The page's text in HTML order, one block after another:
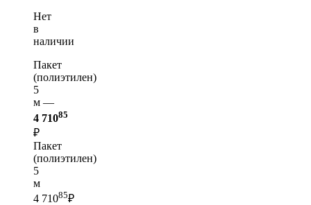
Нет
в
наличии
Пакет
(полиэтилен)
5
м —
4 71085
₽
Пакет
(полиэтилен)
5
м
4 71085₽